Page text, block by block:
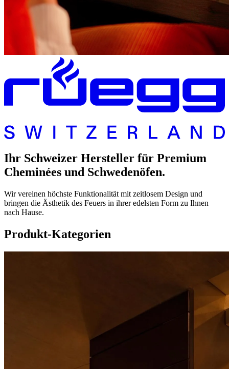
Ihr Schweizer Hersteller für Premium
Cheminées und Schwedenöfen.
Wir vereinen höchste Funktionalität mit zeitlosem Design und
bringen die Ästhetik des Feuers in ihrer edelsten Form zu Ihnen
nach Hause.
Produkt-Kategorien